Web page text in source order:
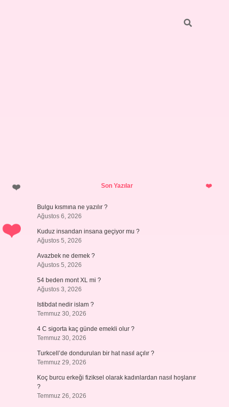
SidebarSon Yazılar
Bulgu kısmına ne yazılır ?
Ağustos 6, 2026
Kuduz insandan insana geçiyor mu ?
Ağustos 5, 2026
Avazbek ne demek ?
Ağustos 5, 2026
54 beden mont XL mi ?
Ağustos 3, 2026
Istibdat nedir islam ?
Temmuz 30, 2026
4 C sigorta kaç günde emekli olur ?
Temmuz 30, 2026
Turkcell’de dondurulan bir hat nasıl açılır ?
Temmuz 29, 2026
Koç burcu erkeği fiziksel olarak kadınlardan nasıl hoşlanır
?
Temmuz 26, 2026